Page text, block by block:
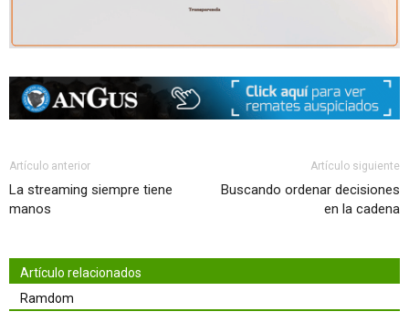
Artículo anterior
La streaming siempre tiene
manos
Artículo siguiente
Buscando ordenar decisiones
en la cadena
Artículo relacionados
Ramdom